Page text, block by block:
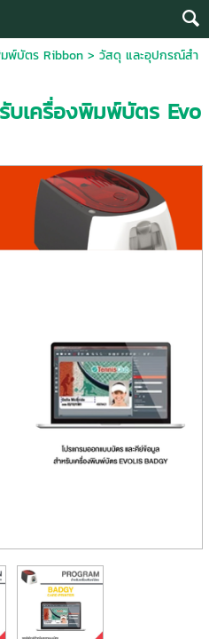
พ์บัตร Ribbon> วัสดุ และอุปกรณ์สำ
เครื่องพิมพ์บัตร Evo